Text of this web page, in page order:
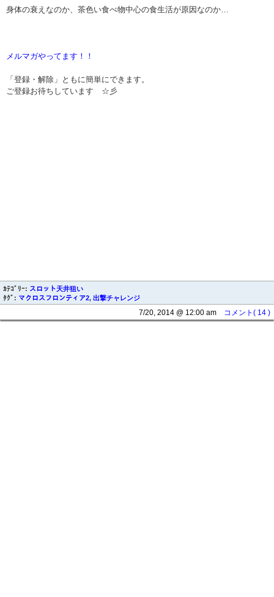
身体の衰えなのか、茶色い食べ物中心の食生活が原因なのか…
メルマガやってます！！
「登録・解除」ともに簡単にできます。
ご登録お待ちしています ☆彡
ｶﾃｺﾞﾘｰ: スロット天井狙い
ﾀｸﾞ: マクロスフロンティア2, 出撃チャレンジ
7/20, 2014 @ 12:00 am コメント( 14 )